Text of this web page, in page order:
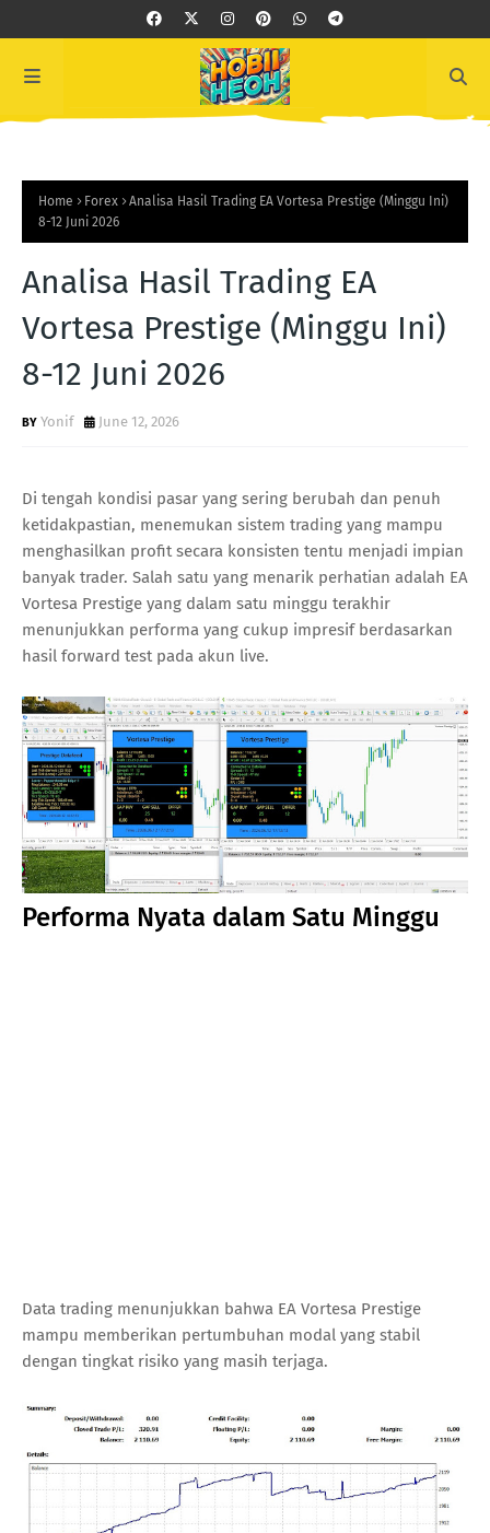
Home Forex
Analisa Hasil Trading EA Vortesa Prestige (Minggu Ini)
8-12 Juni 2026
Analisa Hasil Trading EA
Vortesa Prestige (Minggu Ini)
8-12 Juni 2026
Yonif June 12, 2026
Di tengah kondisi pasar yang sering berubah dan penuh
ketidakpastian, menemukan sistem trading yang mampu
menghasilkan profit secara konsisten tentu menjadi impian
banyak trader. Salah satu yang menarik perhatian adalah EA
Vortesa Prestige yang dalam satu minggu terakhir
menunjukkan performa yang cukup impresif berdasarkan
hasil forward test pada akun live.
Performa Nyata dalam Satu Minggu
Data trading menunjukkan bahwa EA Vortesa Prestige
mampu memberikan pertumbuhan modal yang stabil
dengan tingkat risiko yang masih terjaga.